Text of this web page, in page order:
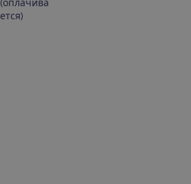
(оплачива
ется)